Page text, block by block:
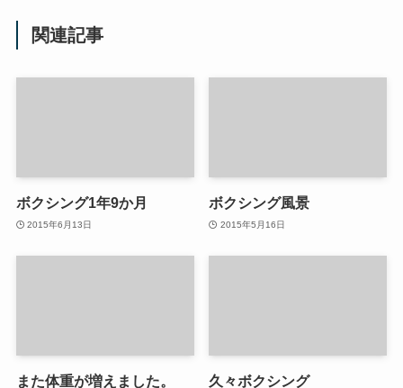
関連記事
ボクシング1年9か月
2015年6月13日
ボクシング風景
2015年5月16日
また体重が増えました。 久々ボクシング